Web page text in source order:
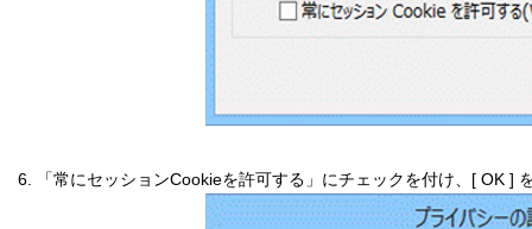
6. 「常にセッションCookieを許可する」にチェックを付け、[ OK ]